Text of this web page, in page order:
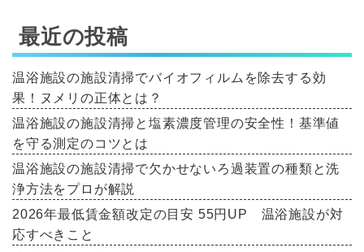
最近の投稿
温浴施設の施設清掃でバイオフィルムを除去する効
果！ヌメリの正体とは？
温浴施設の施設清掃と塩素濃度管理の安全性！基準値
を守る測定のコツとは
温浴施設の施設清掃で欠かせないろ過装置の種類と洗
浄方法をプロが解説
2026年最低賃金額改定の目安 55円UP 温浴施設が対
応すべきこと